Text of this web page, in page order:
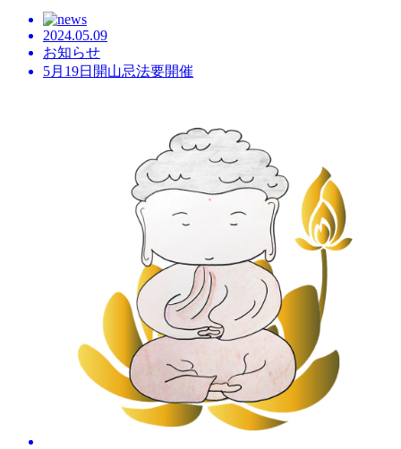
2024.05.09
お知らせ
5月19日開山忌法要開催